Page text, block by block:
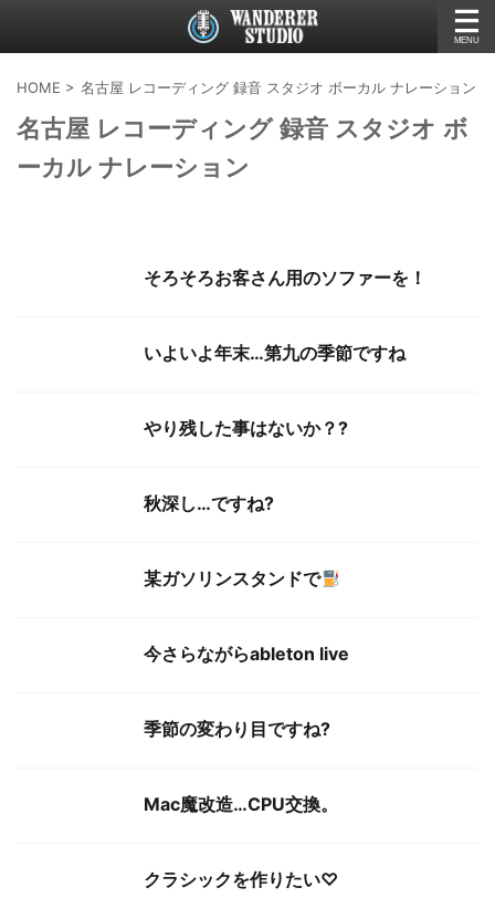
HOME > 名古屋 レコーディング 録音 スタジオ ボーカル ナレーション
名古屋 レコーディング 録音 スタジオ ボ
ーカル ナレーション
そろそろお客さん用のソファーを！
いよいよ年末…第九の季節ですね
やり残した事はないか？?
秋深し…ですね?
某ガソリンスタンドで
今さらながらableton live
季節の変わり目ですね?
Mac魔改造…CPU交換。
クラシックを作りたい♡